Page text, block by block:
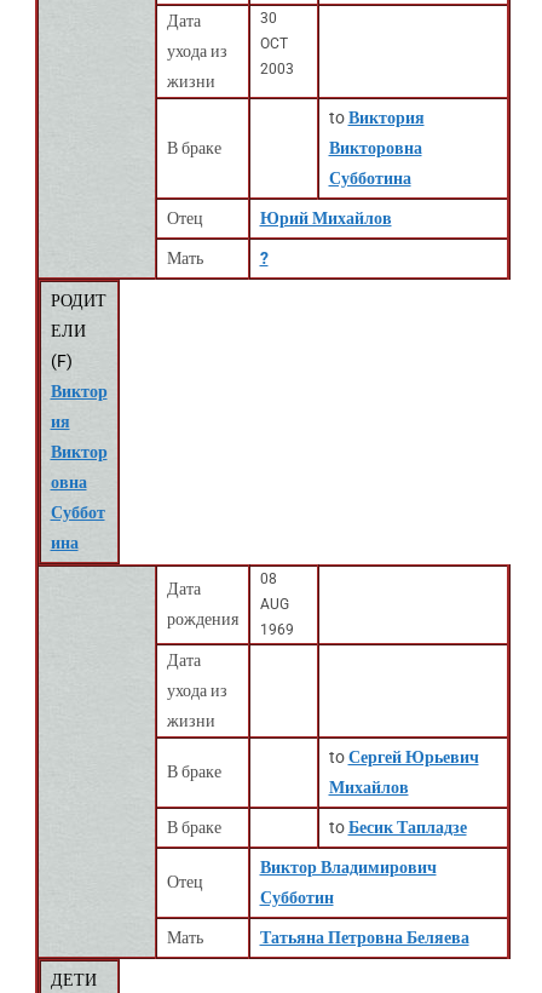
Дата
ухода из
жизни
30
OCT
2003
В браке
toВиктория
Викторовна
Субботина
Отец Юрий Михайлов
Мать ?
РОДИТ
ЕЛИ
(F)
Виктор
ия
Виктор
овна
Суббот
ина
Дата
рождения
08
AUG
1969
Дата
ухода из
жизни
В браке
toСергей Юрьевич
Михайлов
В браке toБесик Тапладзе
Отец
Виктор Владимирович
Субботин
Мать Татьяна Петровна Беляева
ДЕТИ